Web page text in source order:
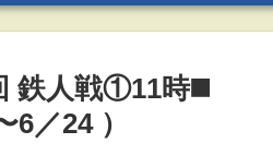
鉄人戦①11時◼️
6／24 ）